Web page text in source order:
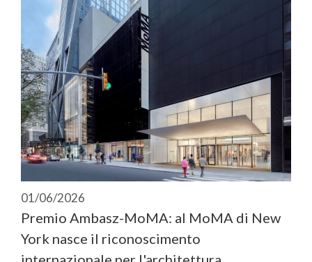
01/06/2026
Premio Ambasz-MoMA: al MoMA di New
York nasce il riconoscimento